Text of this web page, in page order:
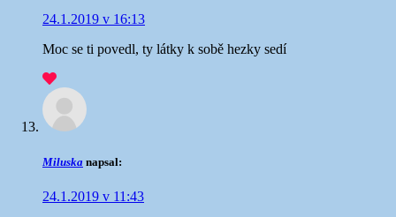
24.1.2019 v 16:13
Moc se ti povedl, ty látky k sobě hezky sedí
Miluska napsal:
24.1.2019 v 11:43